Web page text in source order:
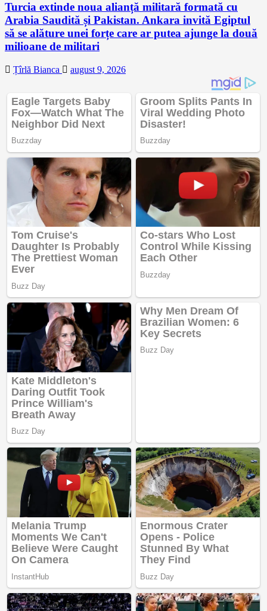
Turcia extinde noua alianță militară formată cu
Arabia Saudită și Pakistan. Ankara invită Egiptul
să se alăture unei forțe care ar putea ajunge la două
milioane de militari
Țîrlă Bianca august 9, 2026